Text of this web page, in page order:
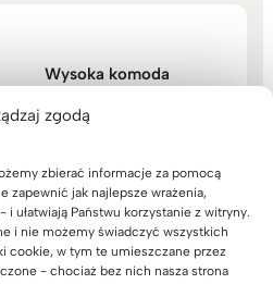
zgodą
zbierać informacje za pomocą
zapewnić jak najlepsze wrażenia,
ułatwiają Państwu korzystanie z witryny.
i nie możemy świadczyć wszystkich
cookie, w tym te umieszczane przez
- chociaż bez nich nasza strona
Wysoka komoda
drzwiami i otwartymi